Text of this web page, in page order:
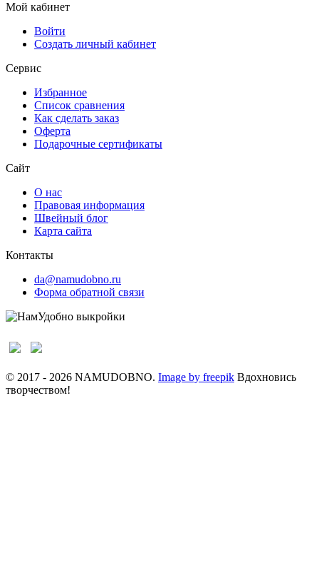
Мой кабинет
Войти
Создать личный кабинет
Сервис
Избранное
Список сравнения
Как сделать заказ
Оферта
Подарочные сертификаты
Сайт
О нас
Правовая информация
Швейный блог
Карта сайта
Контакты
da@namudobno.ru
Форма обратной связи
© 2017 - 2026 NAMUDOBNO. Image by freepik Вдохновись
творчеством!